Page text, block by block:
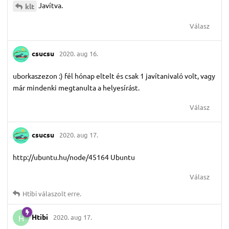
klt Javítva.
Válasz
csucsu 2020. aug 16.
uborkaszezon :) fél hónap eltelt és csak 1 javítanivaló volt, vagy
már mindenki megtanulta a helyesírást.
Válasz
csucsu 2020. aug 17.
http://ubuntu.hu/node/45164 Ubuntu
Válasz
Htibiválaszolt erre.
H Htibi 2020. aug 17.